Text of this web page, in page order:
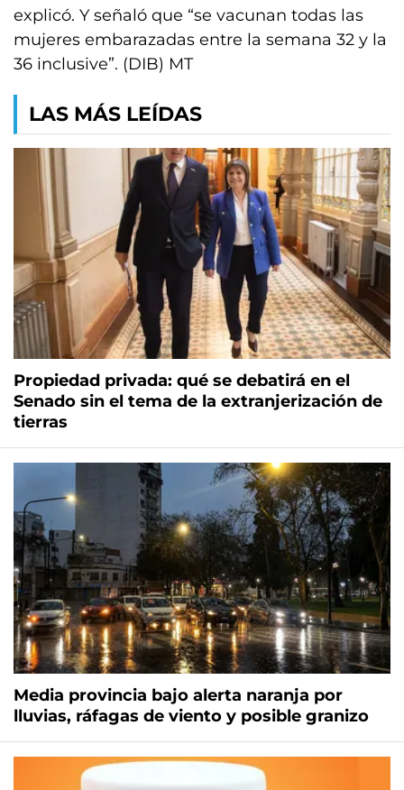
explicó. Y señaló que “se vacunan todas las
mujeres embarazadas entre la semana 32 y la
36 inclusive”. (DIB) MT
LAS MÁS LEÍDAS
Propiedad privada: qué se debatirá en el
Senado sin el tema de la extranjerización de
tierras
Media provincia bajo alerta naranja por
lluvias, ráfagas de viento y posible granizo